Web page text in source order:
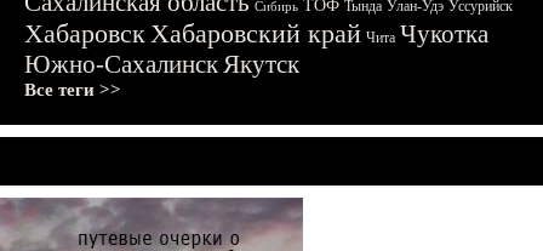
Сибирь ТОФ Тында Улан-Удэ Уссурийск
ХабаровскХабаровский край Чита Чукотка
Южно-СахалинскЯкутск
Все теги >>